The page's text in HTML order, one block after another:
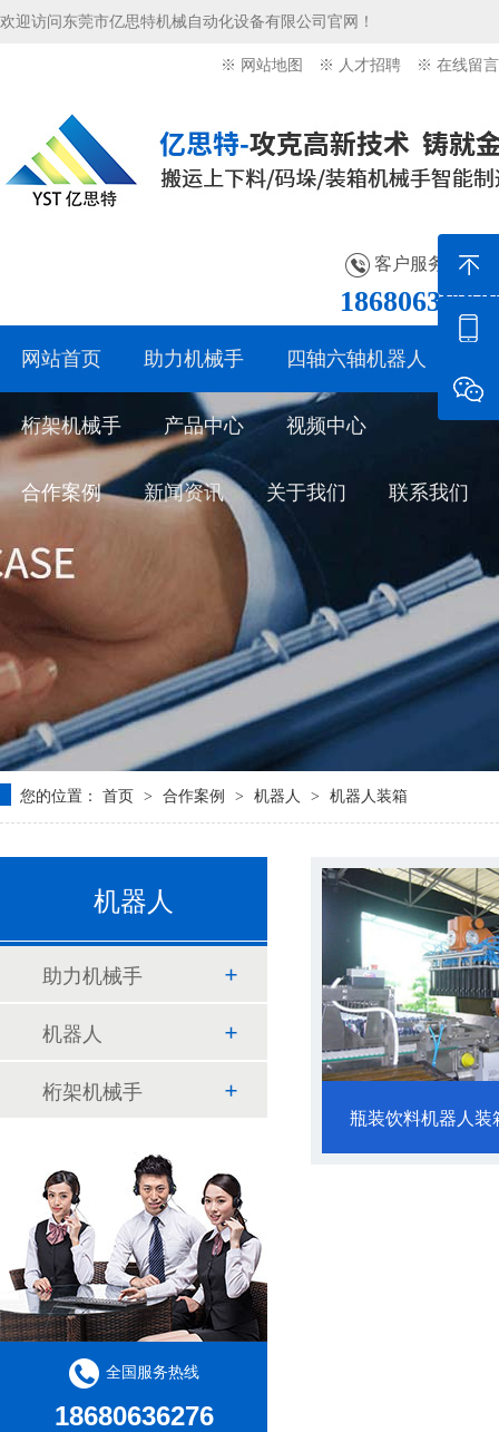
欢迎访问东莞市亿思特机械自动化设备有限公司官网！
※ 网站地图 ※ 人才招聘 ※ 在线留言
客户服务热线：
18680636276
网站首页 助力机械手 四轴六轴机器人
桁架机械手 产品中心 视频中心
合作案例 新闻资讯 关于我们 联系我们
您的位置： 首页 > 合作案例 > 机器人 > 机器人装箱
机器人
助力机械手
机器人
桁架机械手
全国服务热线
18680636276
瓶装饮料机器人装